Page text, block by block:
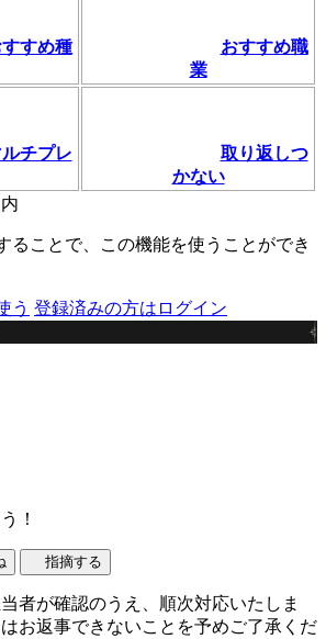
すめ種
おすすめ職
業
チプレ
取り返しつ
かない
ることで、この機能を使うことができ
う 登録済みの方はログイン
！
指摘する
者が確認のうえ、順次対応いたしま
お返事できないことを予めご了承くだ